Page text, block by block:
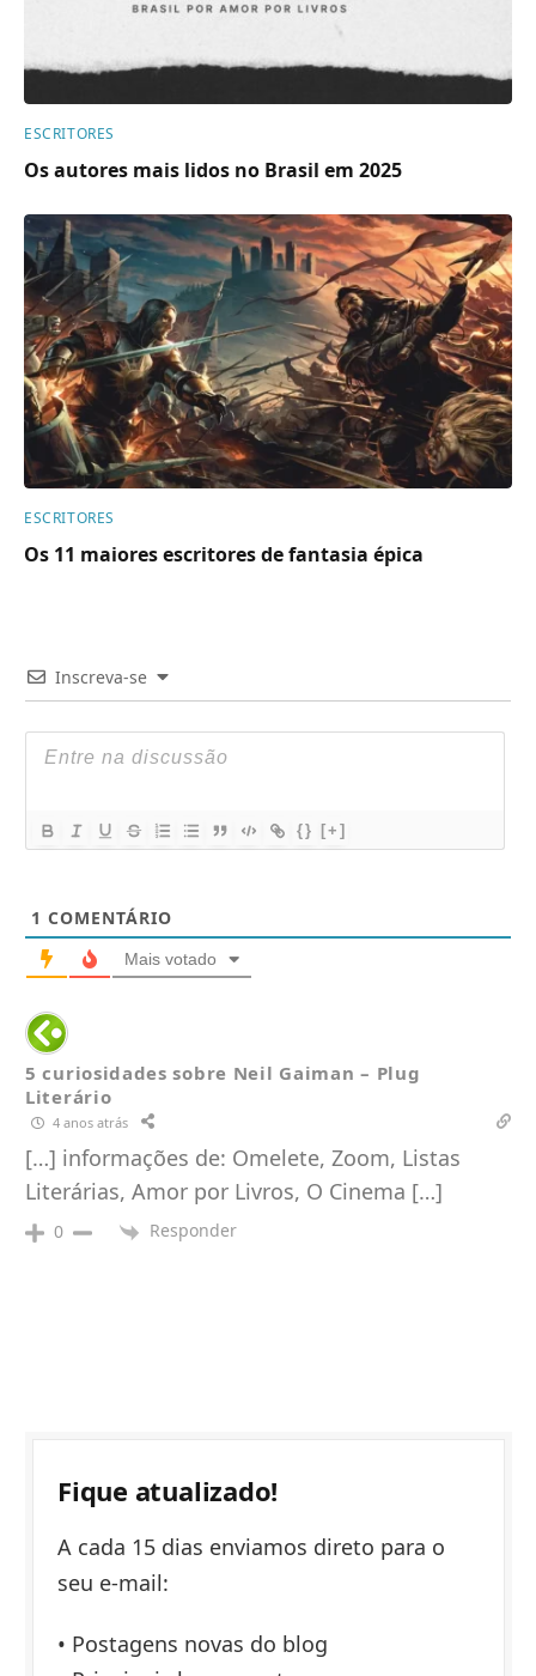
ESCRITORES
Os autores mais lidos no Brasil em 2025
ESCRITORES
Os 11 maiores escritores de fantasia épica
Inscreva-se
{} [+]
1 COMENTÁRIO
Mais votado
5 curiosidades sobre Neil Gaiman – Plug
Literário
4 anos atrás
[…] informações de: Omelete, Zoom, Listas
Literárias, Amor por Livros, O Cinema […]
0 Responder
Fique atualizado!
A cada 15 dias enviamos direto para o
seu e-mail:
• Postagens novas do blog